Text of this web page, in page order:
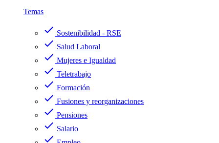
Temas
check Sostenibilidad - RSE
check Salud Laboral
check Mujeres e Igualdad
check Teletrabajo
check Formación
check Fusiones y reorganizaciones
check Pensiones
check Salario
check